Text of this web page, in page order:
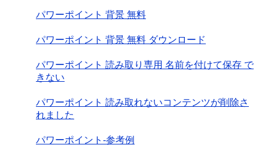
パワーポイント 背景 無料
パワーポイント 背景 無料 ダウンロード
パワーポイント 読み取り専用 名前を付けて保存 で
きない
パワーポイント 読み取れないコンテンツが削除さ
れました
パワーポイント-参考例